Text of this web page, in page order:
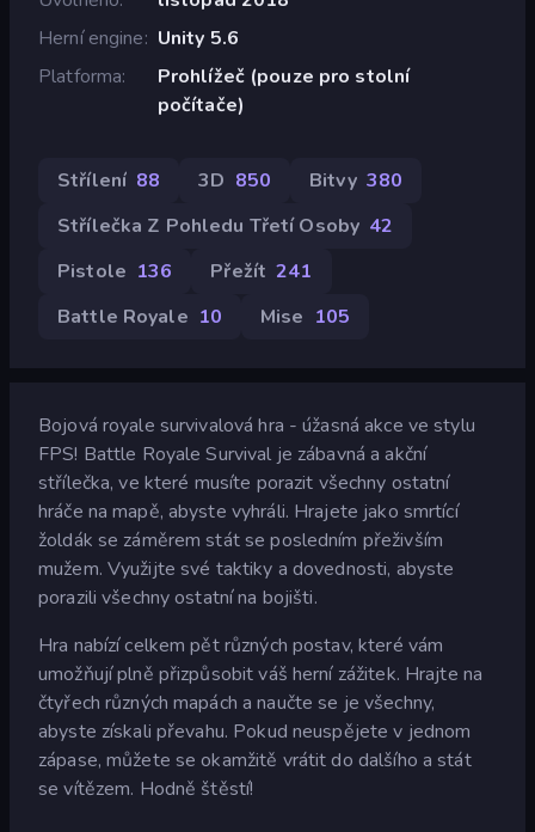
Herní engine
Unity 5.6
Platforma
Prohlížeč (pouze pro stolní
počítače)
Střílení 88 3D 850 Bitvy 380
Střílečka Z Pohledu Třetí Osoby 42
Pistole 136 Přežít 241
Battle Royale 10 Mise 105
Bojová royale survivalová hra - úžasná akce ve stylu
FPS! Battle Royale Survival je zábavná a akční
střílečka, ve které musíte porazit všechny ostatní
hráče na mapě, abyste vyhráli. Hrajete jako smrtící
žoldák se záměrem stát se posledním přeživším
mužem. Využijte své taktiky a dovednosti, abyste
porazili všechny ostatní na bojišti.
Hra nabízí celkem pět různých postav, které vám
umožňují plně přizpůsobit váš herní zážitek. Hrajte na
čtyřech různých mapách a naučte se je všechny,
abyste získali převahu. Pokud neuspějete v jednom
zápase, můžete se okamžitě vrátit do dalšího a stát
se vítězem. Hodně štěstí!